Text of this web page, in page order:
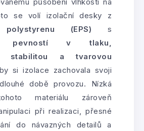
působení vlhkosti na
se volí izolační desky z
(EPS) s
pevností v tlaku,
stabilitou a tvarovou
si izolace zachovala svoji
době provozu. Nízká
materiálu zároveň
při realizaci, přesné
do návazných detailů a